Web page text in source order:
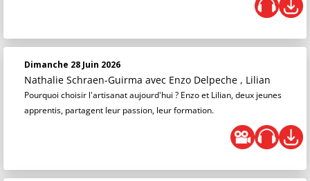
Dimanche 28 Juin 2026
Nathalie Schraen-Guirma avec Enzo Delpeche , Lilian
Pourquoi choisir l'artisanat aujourd'hui ? Enzo et Lilian, deux jeunes
apprentis, partagent leur passion, leur formation.